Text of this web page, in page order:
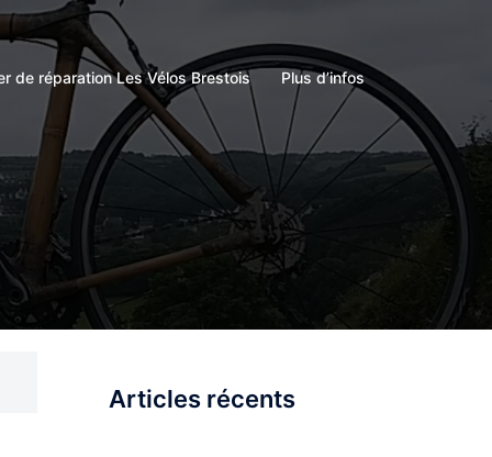
de réparation Les Vélos Brestois Plus d’infos
Articles récents